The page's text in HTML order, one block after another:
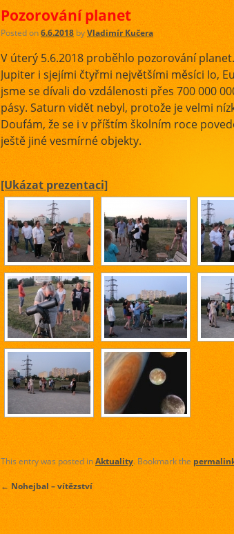
Pozorování planet
Posted on6.6.2018byVladimír Kučera
V úterý 5.6.2018 proběhlo pozorování
Jupiter i sjejími čtyřmi největšími měsíci Io,
jsme se dívali do vzdálenosti přes 700 000
pásy. Saturn vidět nebyl, protože je velmi
Doufám, že se i v příštím školním roce
ještě jiné vesmírné objekty.
[Ukázat prezentaci]
This entry was posted inAktuality. Bookmark the
← Nohejbal – vítězství